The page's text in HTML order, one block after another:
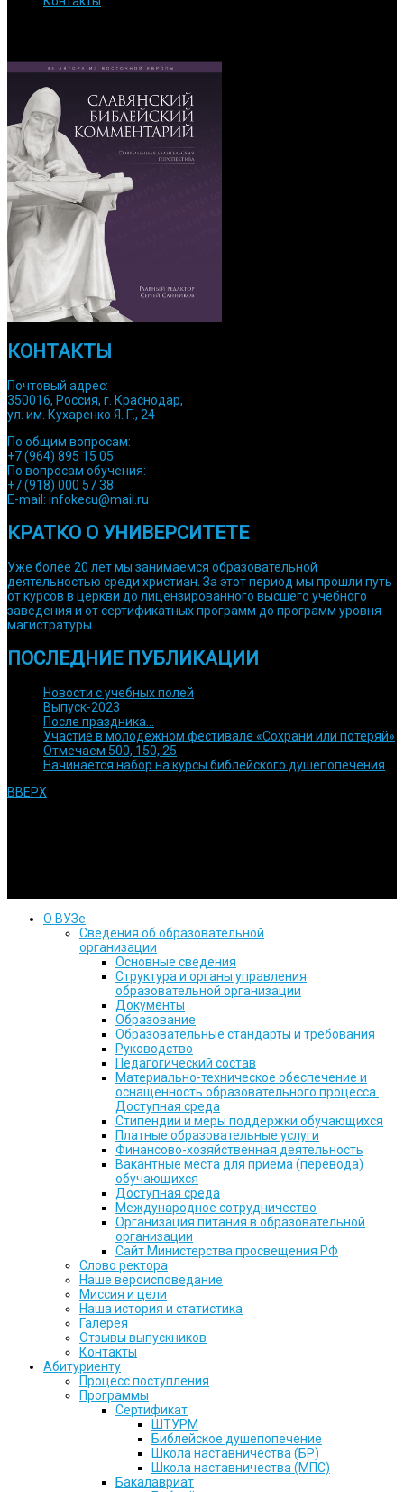
КОНТАКТЫ
Почтовый адрес:
350016, Россия, г. Краснодар,
ул. им. Кухаренко Я. Г., 24
По общим вопросам:
+7 (964) 895 15 05
По вопросам обучения:
+7 (918) 000 57 38
E-mail: infokecu@mail.ru
КРАТКО О УНИВЕРСИТЕТЕ
Уже более 20 лет мы занимаемся образовательной
деятельностью среди христиан. За этот период мы прошли путь
от курсов в церкви до лицензированного высшего учебного
заведения и от сертификатных программ до программ уровня
магистратуры.
ПОСЛЕДНИЕ ПУБЛИКАЦИИ
Новости с учебных полей
Выпуск-2023
После праздника…
Участие в молодежном фестивале «Сохрани или потеряй»
Отмечаем 500, 150, 25
Начинается набор на курсы библейского душепопечения
ВВЕРХ
О ВУЗе
Сведения об образовательной
организации
Основные сведения
Структура и органы управления
образовательной организации
Документы
Образование
Образовательные стандарты и требования
Руководство
Педагогический состав
Материально-техническое обеспечение и
оснащенность образовательного процесса.
Доступная среда
Стипендии и меры поддержки обучающихся
Платные образовательные услуги
Финансово-хозяйственная деятельность
Вакантные места для приема (перевода)
обучающихся
Доступная среда
Международное сотрудничество
Организация питания в образовательной
организации
Сайт Министерства просвещения РФ
Слово ректора
Наше вероисповедание
Миссия и цели
Наша история и статистика
Галерея
Отзывы выпускников
Контакты
Абитуриенту
Процесс поступления
Программы
Сертификат
ШТУРМ
Библейское душепопечение
Школа наставничества (БР)
Школа наставничества (МПС)
Бакалавриат